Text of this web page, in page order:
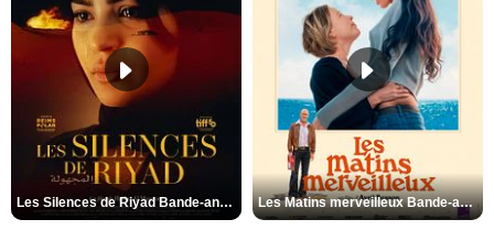
Les Silences de Riyad Bande-annonce VO STFR Les Matins merveilleux Bande-annonce VF